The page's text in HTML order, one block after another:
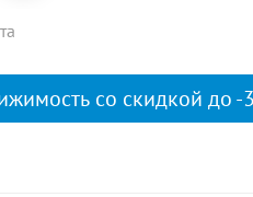
со скидкой до -